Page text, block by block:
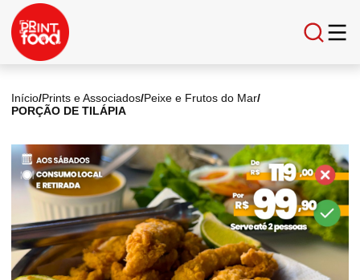
Início/Prints e Associados/Peixe e Frutos do Mar/
PORÇÃO DE TILÁPIA